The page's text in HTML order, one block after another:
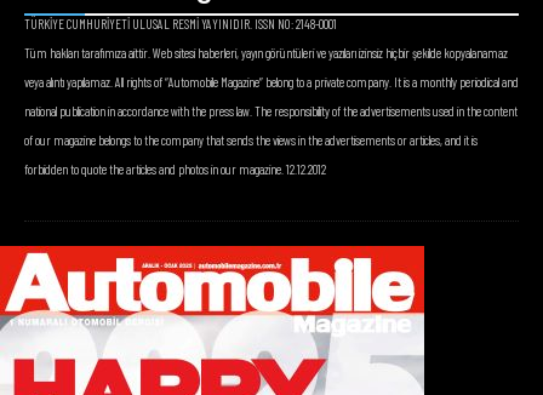
TÜRKİYE CUMHURİYETİ ULUSAL RESMİ YAYINIDIR. ISSN NO: 2148-0001
Tüm hakları tarafımıza aittir. Web sitesi haberleri, yayın görüntüleri ve yazıları izinsiz hiçbir şekilde kopyalanamaz
veya alıntı yapılamaz. All rights of “Automobile Magazine” belong to a private company. It is a monthly periodical and
national publication in accordance with the press law. The responsibility of the advertisements used in the content
of our magazine belongs to the company that sends the views in the advertisements or articles, and it is
forbidden to quote the articles and photos in our magazine. 12.12.2012